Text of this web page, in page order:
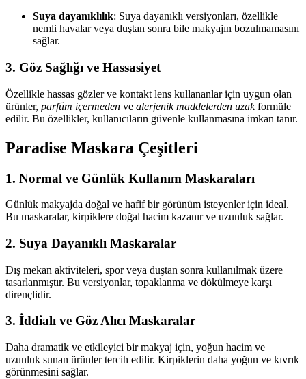
Suya dayanıklılık: Suya dayanıklı versiyonları, özellikle
nemli havalar veya duştan sonra bile makyajın bozulmamasını
sağlar.
3. Göz Sağlığı ve Hassasiyet
Özellikle hassas gözler ve kontakt lens kullananlar için uygun olan
ürünler, parfüm içermeden ve alerjenik maddelerden uzakformüle
edilir. Bu özellikler, kullanıcıların güvenle kullanmasına imkan tanır.
Paradise Maskara Çeşitleri
1. Normal ve Günlük Kullanım Maskaraları
Günlük makyajda doğal ve hafif bir görünüm isteyenler için ideal.
Bu maskaralar, kirpiklere doğal hacim kazanır ve uzunluk sağlar.
2. Suya Dayanıklı Maskaralar
Dış mekan aktiviteleri, spor veya duştan sonra kullanılmak üzere
tasarlanmıştır. Bu versiyonlar, topaklanma ve dökülmeye karşı
dirençlidir.
3. İddialı ve Göz Alıcı Maskaralar
Daha dramatik ve etkileyici bir makyaj için, yoğun hacim ve
uzunluk sunan ürünler tercih edilir. Kirpiklerin daha yoğun ve kıvrık
görünmesini sağlar.